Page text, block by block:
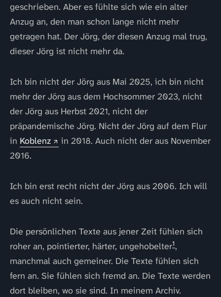
geschrieben. Aber es fühlte sich wie ein alter
Anzug an, den man schon lange nicht mehr
getragen hat. Der Jörg, der diesen Anzug mal trug,
dieser Jörg ist nicht mehr da.
Ich bin nicht der Jörg aus Mai 2025, ich bin nicht
mehr der Jörg aus dem Hochsommer 2023, nicht
der Jörg aus Herbst 2021, nicht der
präpandemische Jörg. Nicht der Jörg auf dem Flur
in Koblenz
in 2018. Auch nicht der aus November
2016.
Ich bin erst recht nicht der Jörg aus 2006. Ich will
es auch nicht sein.
Die persönlichen Texte aus jener Zeit fühlen sich
roher an, pointierter, härter, ungehobelter1,
manchmal auch gemeiner. Die Texte fühlen sich
fern an. Sie fühlen sich fremd an. Die Texte werden
dort bleiben, wo sie sind. In meinem Archiv.